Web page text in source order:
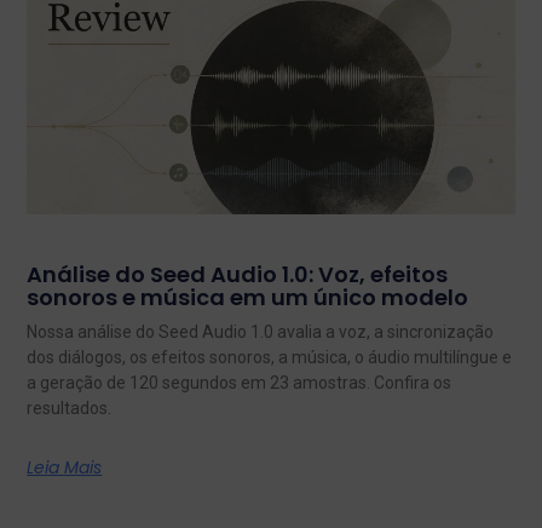
Análise do Seed Audio 1.0: Voz, efeitos
sonoros e música em um único modelo
Nossa análise do Seed Audio 1.0 avalia a voz, a sincronização
dos diálogos, os efeitos sonoros, a música, o áudio multilíngue e
a geração de 120 segundos em 23 amostras. Confira os
resultados.
Leia Mais